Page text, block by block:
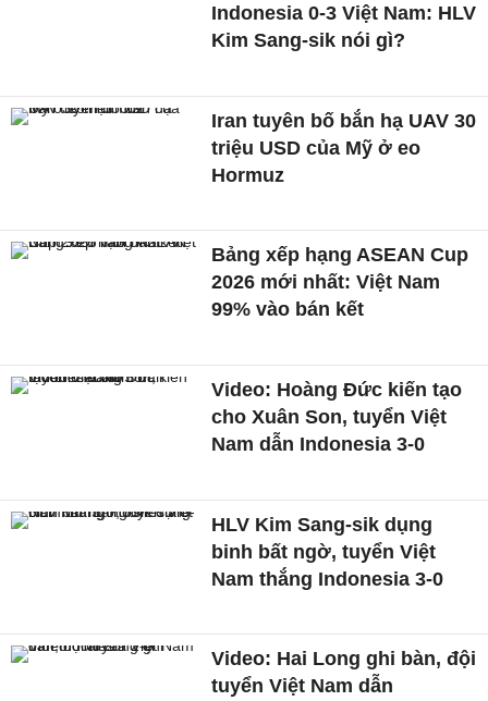
Indonesia 0-3 Việt Nam: HLV
Kim Sang-sik nói gì?
Iran tuyên bố bắn hạ UAV 30
triệu USD của Mỹ ở eo
Hormuz
Bảng xếp hạng ASEAN Cup
2026 mới nhất: Việt Nam
99% vào bán kết
Video: Hoàng Đức kiến tạo
cho Xuân Son, tuyển Việt
Nam dẫn Indonesia 3-0
HLV Kim Sang-sik dụng
binh bất ngờ, tuyển Việt
Nam thắng Indonesia 3-0
Video: Hai Long ghi bàn, đội
tuyển Việt Nam dẫn